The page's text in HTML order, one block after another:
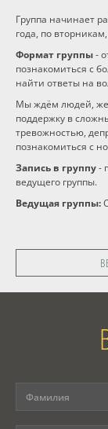
Вебинары
Персоналии
Статьи
Новости
Контакты
Группа начинает
года, по
Формат группы-
познакомиться с
найти ответы на
Мы ждём людей,
поддержку в
тревожностью,
познакомиться с
Запись в группу-
ведущего группы.
Ведущая группы: